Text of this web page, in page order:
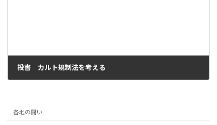
投書 カルト規制法を考える
各地の闘い